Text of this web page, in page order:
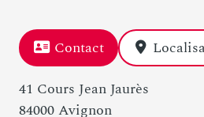
Contact
41 Cours Jean Jaurès
84000 Avignon